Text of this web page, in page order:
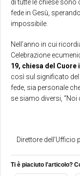
di tutte le chiese sono
fede in Gesù,
impossibile.
Nell’anno in cui
Celebrazione
19, chiesa del
così sul significato del
fede, sia personale
se siamo diversi, “Noi
Direttore dell’Ufficio
Ti è piaciuto l'articolo?